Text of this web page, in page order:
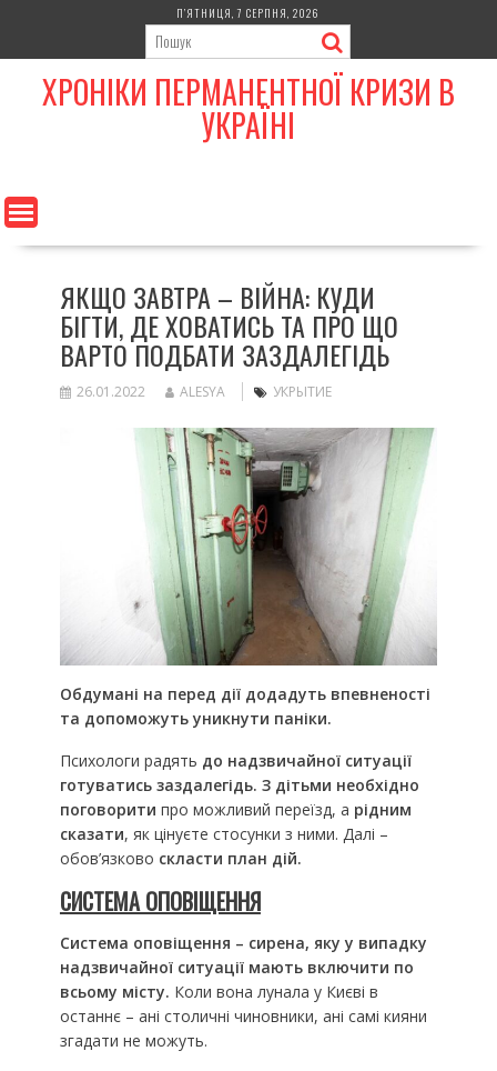
content
П’ЯТНИЦЯ, 7 СЕРПНЯ, 2026
ХРОНІКИ ПЕРМАНЕНТНОЇ КРИЗИ В
УКРАЇНІ
ЯКЩО ЗАВТРА – ВІЙНА: КУДИ
БІГТИ, ДЕ ХОВАТИСЬ ТА ПРО ЩО
ВАРТО ПОДБАТИ ЗАЗДАЛЕГІДЬ
26.01.2022 ALESYA УКРЫТИЕ
Обдумані на перед дії додадуть впевненості
та допоможуть уникнути паніки.
Психологи радять до надзвичайної ситуації
готуватись заздалегідь. З дітьми необхідно
поговорити про можливий переїзд, а рідним
сказати, як цінуєте стосунки з ними. Далі –
обов’язково скласти план дій.
СИСТЕМА ОПОВІЩЕННЯ
Система оповіщення – сирена, яку у випадку
надзвичайної ситуації мають включити по
всьому місту. Коли вона лунала у Києві в
останнє – ані столичні чиновники, ані самі кияни
згадати не можуть.